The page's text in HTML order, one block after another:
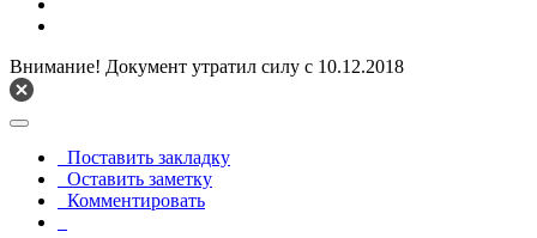
Внимание! Документ утратил силу с 10.12.2018
Поставить закладку
Оставить заметку
Комментировать